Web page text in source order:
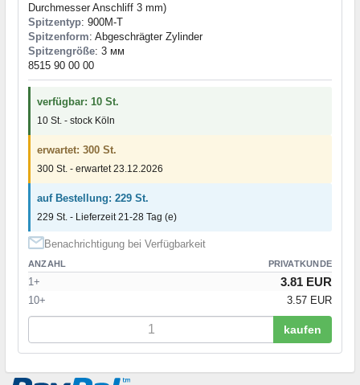
Durchmesser Anschliff 3 mm)
Spitzentyp: 900M-T
Spitzenform: Abgeschrägter Zylinder
Spitzengröße: 3 мм
8515 90 00 00
verfügbar: 10 St.
10 St. - stock Köln
erwartet: 300 St.
300 St. - erwartet 23.12.2026
auf Bestellung: 229 St.
229 St. - Lieferzeit 21-28 Tag (e)
Benachrichtigung bei Verfügbarkeit
ANZAHL PRIVATKUNDE
1+ 3.81 EUR
10+ 3.57 EUR
kaufen